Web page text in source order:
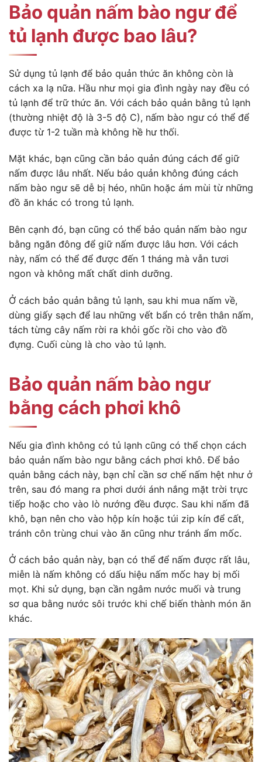
Bảo quản nấm bào ngư để
tủ lạnh được bao lâu?
Sử dụng tủ lạnh để bảo quản thức ăn không còn là
cách xa lạ nữa. Hầu như mọi gia đình ngày nay đều có
tủ lạnh để trữ thức ăn. Với cách bảo quản bằng tủ lạnh
(thường nhiệt độ là 3-5 độ C), nấm bào ngư có thể để
được từ 1-2 tuần mà không hề hư thối.
Mặt khác, bạn cũng cần bảo quản đúng cách để giữ
nấm được lâu nhất. Nếu bảo quản không đúng cách
nấm bào ngư sẽ dễ bị héo, nhũn hoặc ám mùi từ những
đồ ăn khác có trong tủ lạnh.
Bên cạnh đó, bạn cũng có thể bảo quản nấm bào ngư
bằng ngăn đông để giữ nấm được lâu hơn. Với cách
này, nấm có thể để được đến 1 tháng mà vẫn tươi
ngon và không mất chất dinh dưỡng.
Ở cách bảo quản bằng tủ lạnh, sau khi mua nấm về,
dùng giấy sạch để lau những vết bẩn có trên thân nấm,
tách từng cây nấm rời ra khỏi gốc rồi cho vào đồ
đựng. Cuối cùng là cho vào tủ lạnh.
Bảo quản nấm bào ngư
bằng cách phơi khô
Nếu gia đình không có tủ lạnh cũng có thể chọn cách
bảo quản nấm bào ngư bằng cách phơi khô. Để bảo
quản bằng cách này, bạn chỉ cần sơ chế nấm hệt như ở
trên, sau đó mang ra phơi dưới ánh nắng mặt trời trực
tiếp hoặc cho vào lò nướng đều được. Sau khi nấm đã
khô, bạn nên cho vào hộp kín hoặc túi zip kín để cất,
tránh côn trùng chui vào ăn cũng như tránh ẩm mốc.
Ở cách bảo quản này, bạn có thể để nấm được rất lâu,
miễn là nấm không có dấu hiệu nấm mốc hay bị mối
mọt. Khi sử dụng, bạn cần ngâm nước muối và trung
sơ qua bằng nước sôi trước khi chế biến thành món ăn
khác.